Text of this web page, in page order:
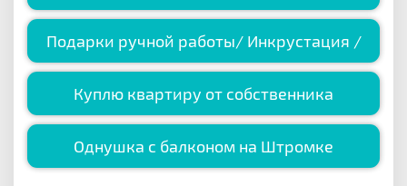
Подарки ручной работы/ Инкрустация /
Куплю квартиру от собственника
Однушка с балконом на Штромке